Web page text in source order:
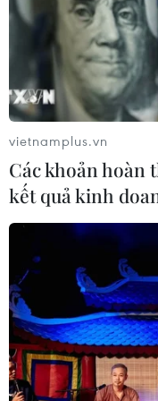
Israel phát triển
giản giúp phát
phổi
05/08/2026 03:42
Italy có thể tham
giải giáp
04/08/2026 22:42
Iran-Oman đàm
hàng hải mới qua
04/08/2026 22:42
vietnamplus.vn
Các khoản hoàn
kết quả kinh